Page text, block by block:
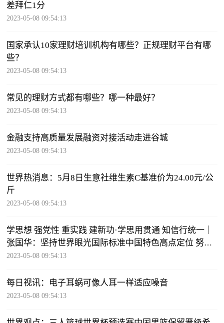
差拜仁1分
2023-05-08 09:54:13
国家承认10家理财培训机构有哪些？正规理财平台有哪
些？
2023-05-08 09:54:13
常见的理财方式都有哪些？哪一种最好？
2023-05-08 09:54:13
金融支持高质量发展融资对接活动走进谷城
2023-05-08 09:54:13
世界热消息：5月8日生意社维生素C基准价为24.00元/公
斤
2023-05-08 09:54:13
学思想 强党性 重实践 建新功·学思用贯通 知信行统一｜
张国华：坚持世界眼光国际标准中国特色高点定位 努力
打造贯彻落实新发展理念的创新发展示范区-当前头条
2023-05-08 09:54:13
每日视讯：电子耳蜗可像人耳一样适应噪音
2023-05-08 09:54:13